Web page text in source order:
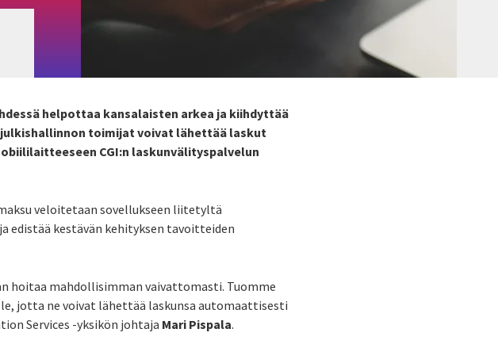
helpottaa kansalaisten arkea ja kiihdyttää
toimijat voivat lähettää laskut
CGI:n laskunvälityspalvelun
veloitetaan sovellukseen liitetyltä
edistää kestävän kehityksen tavoitteiden
hoitaa mahdollisimman vaivattomasti. Tuomme
jotta ne voivat lähettää laskunsa automaattisesti
Services -yksikön johtaja Mari Pispala.